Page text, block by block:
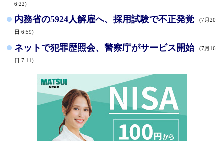
6:22)
内務省の5924人解雇へ、採用試験で不正発覚
(7月20
日 6:59)
ネットで犯罪歴照会、警察庁がサービス開始
(7月16
日 7:11)